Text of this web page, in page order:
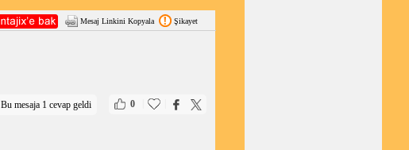
Mesaj Linkini Kopyala Şikayet
0
Bu mesaja 1 cevap geldi